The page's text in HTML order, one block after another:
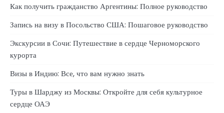
Как получить гражданство Аргентины: Полное руководство
Запись на визу в Посольство США: Пошаговое руководство
Экскурсии в Сочи: Путешествие в сердце Черноморского
курорта
Визы в Индию: Все, что вам нужно знать
Туры в Шарджу из Москвы: Откройте для себя культурное
сердце ОАЭ